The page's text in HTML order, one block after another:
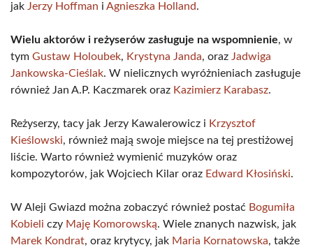
jak Jerzy Hoffman i Agnieszka Holland.
Wielu aktorów i reżyserów zasługuje na wspomnienie, w
tym Gustaw Holoubek, Krystyna Janda, oraz Jadwiga
Jankowska-Cieślak. W nielicznych wyróżnieniach zasługuje
również Jan A.P. Kaczmarek oraz Kazimierz Karabasz.
Reżyserzy, tacy jak Jerzy Kawalerowicz i Krzysztof
Kieślowski, również mają swoje miejsce na tej prestiżowej
liście. Warto również wymienić muzyków oraz
kompozytorów, jak Wojciech Kilar oraz Edward Kłosiński.
W Aleji Gwiazd można zobaczyć również postać Bogumiła
Kobieli czy Maję Komorowską. Wiele znanych nazwisk, jak
Marek Kondrat, oraz krytycy, jak Maria Kornatowska, także